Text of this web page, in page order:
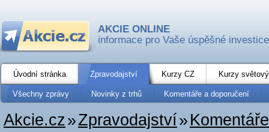
AKCIE ONLINE
informace pro Vaše úspěšné investice
Úvodní stránka Zpravodajství Kurzy CZ Kurzy
Všechny zprávy Novinky z trhů Komentáře a doporučení
Akcie.cz»Zpravodajství»